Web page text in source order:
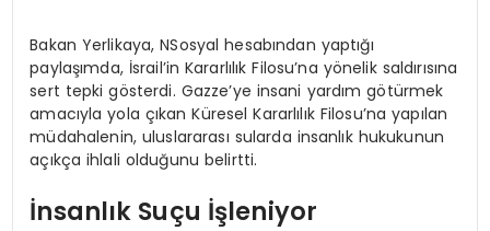
Bakan Yerlikaya, NSosyal hesabından yaptığı
paylaşımda, İsrail’in Kararlılık Filosu’na yönelik saldırısına
sert tepki gösterdi. Gazze’ye insani yardım götürmek
amacıyla yola çıkan Küresel Kararlılık Filosu’na yapılan
müdahalenin, uluslararası sularda insanlık hukukunun
açıkça ihlali olduğunu belirtti.
İnsanlık Suçu İşleniyor